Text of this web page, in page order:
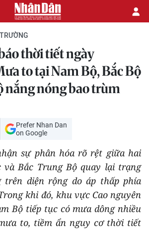
thời tiết ngày
to tại Nam Bộ, Bắc Bộ
nắng nóng bao trùm
Prefer Nhan Dan
on Google
sự phân hóa rõ rệt giữa hai
và Bắc Trung Bộ quay lại trạng
trên diện rộng do áp thấp phía
khi đó, khu vực Cao nguyên
Bộ tiếp tục có mưa dông nhiều
to, tiềm ẩn nguy cơ thời tiết